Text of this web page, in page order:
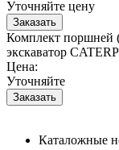
Уточняйте цену
Комплект поршней
экскаватор
Цена:
Уточняйте
Каталожные